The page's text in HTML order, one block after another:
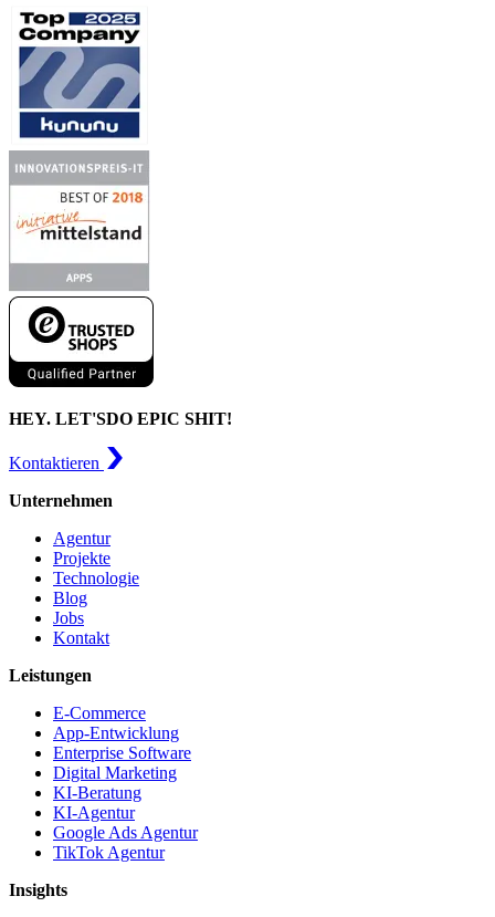
HEY. LET'SDO EPIC SHIT!
Kontaktieren
Unternehmen
Agentur
Projekte
Technologie
Blog
Jobs
Kontakt
Leistungen
E-Commerce
App-Entwicklung
Enterprise Software
Digital Marketing
KI-Beratung
KI-Agentur
Google Ads Agentur
TikTok Agentur
Insights